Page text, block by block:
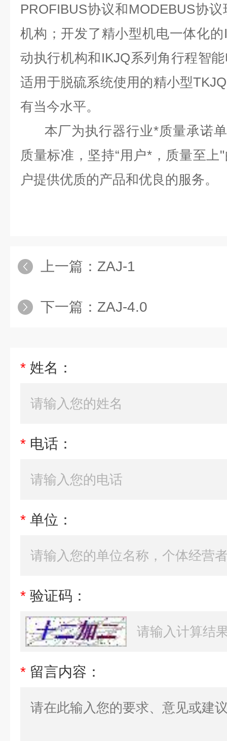
PROFIBUS协议和MODEBUS协
机构；开发了精小型机电一体化
动执行机构和IKJQ系列角行程智
适用于脱硫系统使用的精小型
有当今水平。
本厂为执行器行业*质量承诺单
质量标准，坚持“用户*，质量至
户提供优质的产品和优良的服务。
上一篇： ZAJ-1
下一篇： ZAJ-4.0
* 姓名：
* 电话：
* 单位：
* 验证码：
* 留言内容：